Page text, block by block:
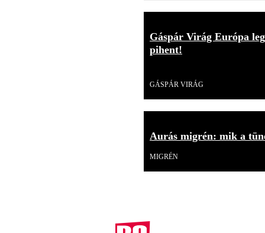
Gáspár Virág Európa
pihent!
GÁSPÁR VIRÁG
Aurás migrén: mik a
MIGRÉN